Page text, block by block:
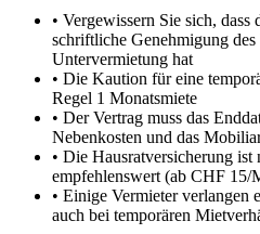
• Vergewissern Sie sich, dass
schriftliche Genehmigung des
Untervermietung hat
• Die Kaution für eine
Regel 1 Monatsmiete
• Der Vertrag muss das
Nebenkosten und das
• Die Hausratversicherung ist
empfehlenswert (ab CHF 15/
• Einige Vermieter verlangen
auch bei temporären